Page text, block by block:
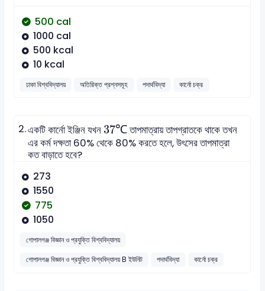
500 cal
1000 cal
500 kcal
10 kcal
ঢাকা বিশ্ববিদ্যালয় অতিরিক্ত প্রশ্নসমূহ পদার্থবিদ্যা কার্নো চক্র
2.একটি কার্নো ইঞ্জিন যখন 37℃
37℃তাপমাত্রায় তাপগ্রাতকে থাকে তখন
এর কর্ম দক্ষতা 60% থেকে 80% করতে হলে, উৎসের তাপমাত্রা
কত বাড়াতে হবে?
273
1550
775
1050
গোপালগঞ্জ বিজ্ঞান ও প্রযুক্তি বিশ্ববিদ্যালয়
গোপালগঞ্জ বিজ্ঞান ও প্রযুক্তি বিশ্ববিদ্যালয় B ইউনিট
পদার্থবিদ্যা কার্নো চক্র